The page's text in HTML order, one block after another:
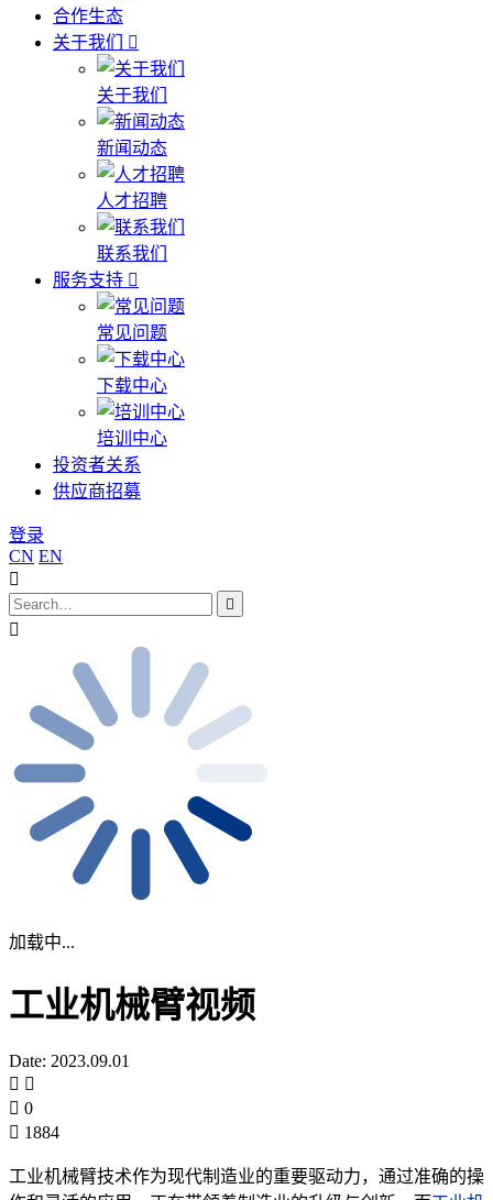
合作生态
关于我们
关于我们
新闻动态
人才招聘
联系我们
服务支持
常见问题
下载中心
培训中心
投资者关系
供应商招募
登录
CN EN
加载中...
工业机械臂视频
Date: 2023.09.01
0
1884
工业机械臂技术作为现代制造业的重要驱动力，通过准确的操